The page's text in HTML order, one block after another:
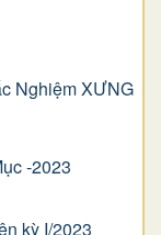
Nghiệm XƯNG
-2023
kỳ I/2023